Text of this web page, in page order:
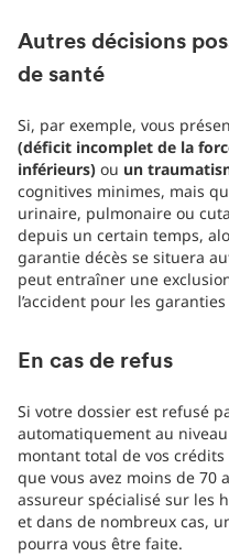
Autres décisions
de santé
Si, par exemple, vous
(déficit incomplet de la
inférieurs) ou un
cognitives minimes, mais
urinaire, pulmonaire ou
depuis un certain temps,
garantie décès se situera
peut entraîner une
l’accident pour les garanties
En cas de refus
Si votre dossier est refusé
automatiquement au
montant total de vos crédits
que vous avez moins de 70
assureur spécialisé sur les
et dans de nombreux cas,
pourra vous être faite.